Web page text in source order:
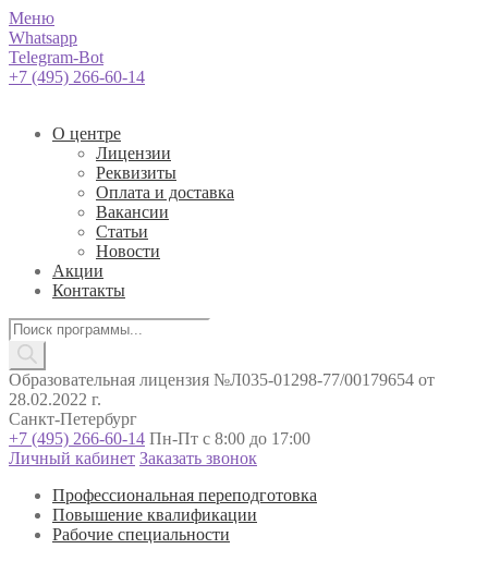
Меню
Whatsapp
Telegram-Bot
+7 (495) 266-60-14
О центре
Лицензии
Реквизиты
Оплата и доставка
Вакансии
Статьи
Новости
Акции
Контакты
Поиск
товаров
Образовательная лицензия №Л035-01298-77/00179654 от
28.02.2022 г.
Санкт-Петербург
+7 (495) 266-60-14 Пн-Пт с 8:00 до 17:00
Личный кабинет Заказать звонок
Профессиональная переподготовка
Повышение квалификации
Рабочие специальности